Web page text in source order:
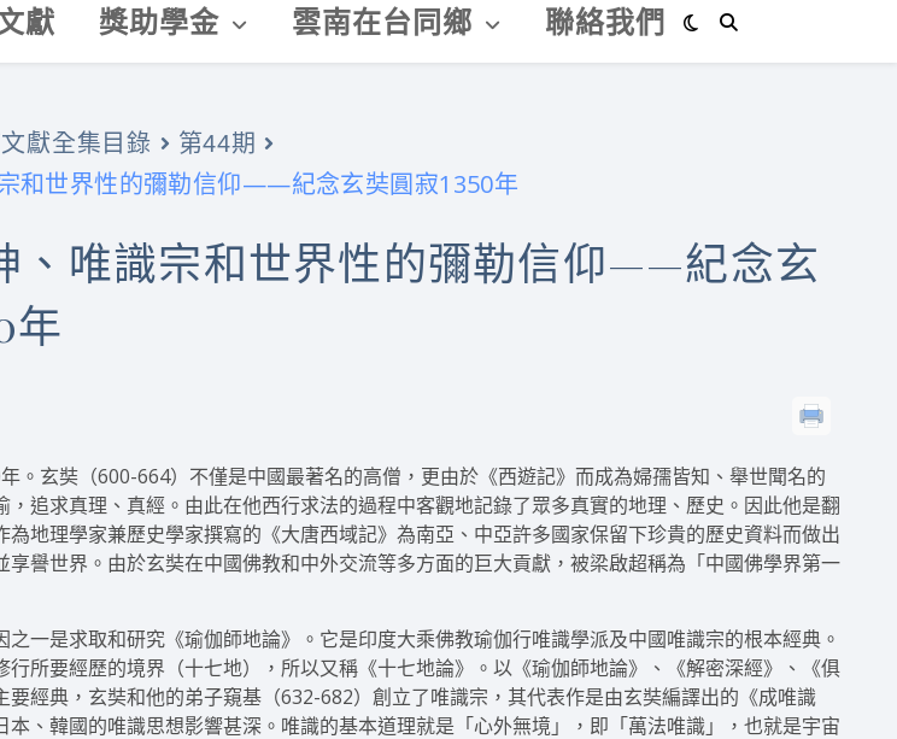
獻 獎助學金 雲南在台同鄉 聯絡我們
獻全集目錄 第44期
和世界性的彌勒信仰——紀念玄奘圓寂1350年
、唯識宗和世界性的彌勒信仰——紀念玄
年
。玄奘（600-664）不僅是中國最著名的高僧，更由於《西遊記》而成為婦孺皆知、舉世聞名的
，追求真理、真經。由此在他西行求法的過程中客觀地記錄了眾多真實的地理、歷史。因此他是翻
為地理學家兼歷史學家撰寫的《大唐西域記》為南亞、中亞許多國家保留下珍貴的歷史資料而做出
享譽世界。由於玄奘在中國佛教和中外交流等多方面的巨大貢獻，被梁啟超稱為「中國佛學界第一
之一是求取和研究《瑜伽師地論》。它是印度大乘佛教瑜伽行唯識學派及中國唯識宗的根本經典。
行所要經歷的境界（十七地），所以又稱《十七地論》。以《瑜伽師地論》、《解密深經》、《俱
要經典，玄奘和他的弟子窺基（632-682）創立了唯識宗，其代表作是由玄奘編譯出的《成唯識
本、韓國的唯識思想影響甚深。唯識的基本道理就是「心外無境」，即「萬法唯識」，也就是宇宙